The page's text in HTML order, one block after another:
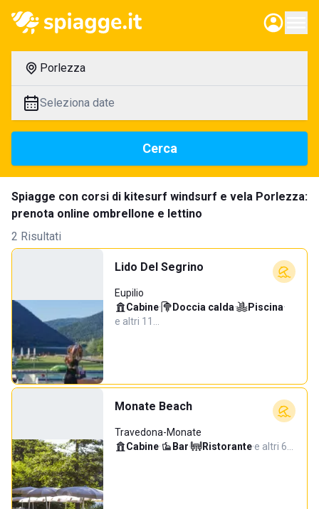
Porlezza
Seleziona date
Cerca
Spiagge con corsi di kitesurf windsurf e vela Porlezza:
prenota online ombrellone e lettino
2 Risultati
Lido Del Segrino
Eupilio
Cabine· Doccia calda· Piscina·
e altri 11…
Monate Beach
Travedona-Monate
Cabine· Bar· Ristorante·e altri 6…